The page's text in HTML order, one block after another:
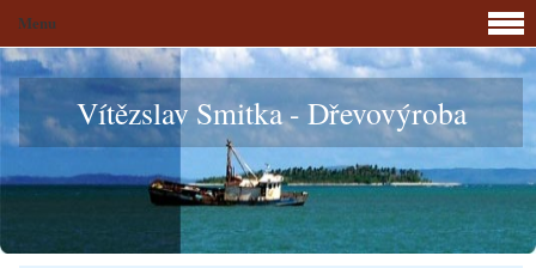
Vítězslav Smitka - Dřevovýroba
Menu